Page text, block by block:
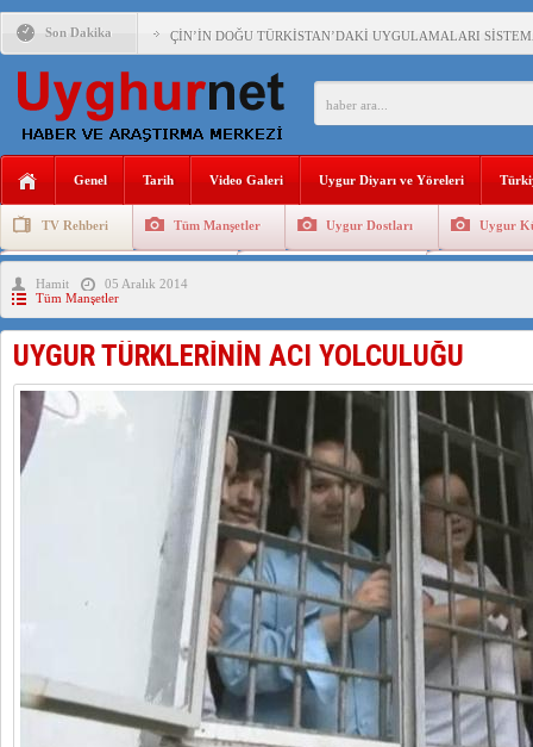
Son Dakika ÇİN’İN DOĞU TÜRKİSTAN’DAKİ UYGULAMALARI
DİYANET AKADEMİSİ BAŞKANI DOÇ.DR.KAAN : DOĞU
ÇİN’İN UYGUR POLİTİKALARINI ÖVEN DİYANET
MHP’DEN URUMÇİ KATLİAMI MESAJİ : 05.07.2009
İŞGALCİ ÇİN’DEN “FETİHLER SULTANI
SAADET PARTİSİ İLÇE BAŞKANI : TEMMUZ AYI,DOĞU
İŞGALCİ ÇİN,DOĞU TÜRKİSTAN’DA EN AZ 143 BİN
Genel Tarih Video Galeri Uygur Diyarı ve Yöreleri
TV Rehberi Tüm Manşetler Uygur Dostları Uygur
Uygurlarda Düğün ve Cenaze
Hamit
05 Aralık 2014
Tüm Manşetler
UYGUR TÜRKLERİNİN ACI YOLCULUĞU